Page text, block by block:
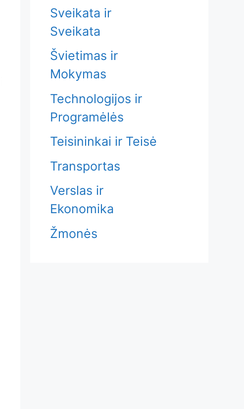
Sveikata ir
Sveikata
Švietimas ir
Mokymas
Technologijos ir
Programėlės
Teisininkai ir Teisė
Transportas
Verslas ir
Ekonomika
Žmonės